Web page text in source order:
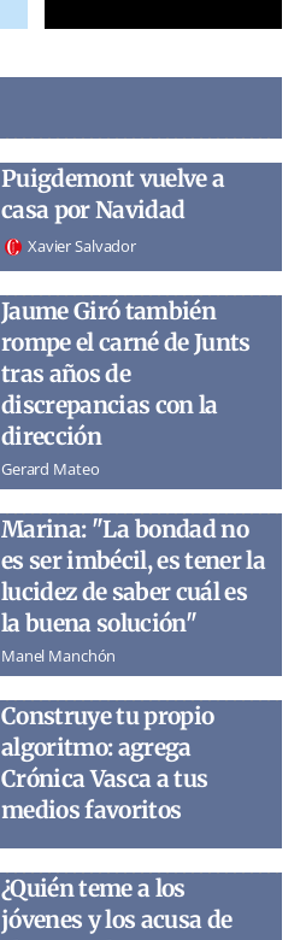
Puigdemont vuelve a
casa por Navidad
Xavier Salvador
Jaume Giró también
rompe el carné de Junts
tras años de
discrepancias con la
dirección
Gerard Mateo
Marina: "La bondad no
es ser imbécil, es tener la
lucidez de saber cuál es
la buena solución"
Manel Manchón
Construye tu propio
algoritmo: agrega
Crónica Vasca a tus
medios favoritos
¿Quién teme a los
jóvenes y los acusa de